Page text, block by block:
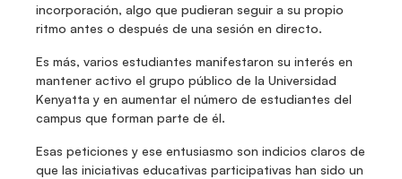
incorporación, algo que pudieran seguir a su propio
ritmo antes o después de una sesión en directo.
Es más, varios estudiantes manifestaron su interés en
mantener activo el grupo público de la Universidad
Kenyatta y en aumentar el número de estudiantes del
campus que forman parte de él.
Esas peticiones y ese entusiasmo son indicios claros de
que las iniciativas educativas participativas han sido un